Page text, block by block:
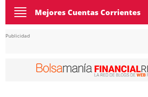
Toggle
navigation
Mejores Cuentas Corrientes
Publicidad